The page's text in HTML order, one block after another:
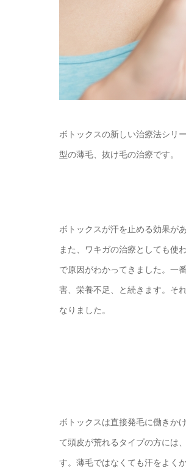
ボトックスの新しい治療法シリ
型の薄毛、抜け毛の治療です。
ボトックスが汗を止める効果が
また、ワキガの治療としても使
で原因がわかってきました。一
害、栄養不足、と続きます。そ
なりました。
ボトックスは直接発毛に働きか
て頭皮が荒れるタイプの方には
す。薄毛ではなくても汗をよく